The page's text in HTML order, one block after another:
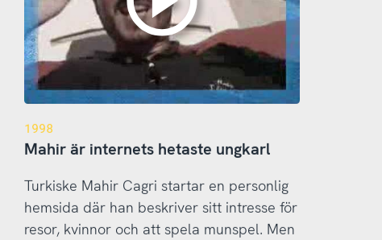
1998
Mahir är internets hetaste ungkarl
Turkiske Mahir Cagri startar en personlig
hemsida där han beskriver sitt intresse för
resor, kvinnor och att spela munspel. Men